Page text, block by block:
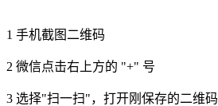
1 手机截图二维码
2 微信点击右上方的 "+" 号
3 选择"扫一扫"，打开刚保存的二维码